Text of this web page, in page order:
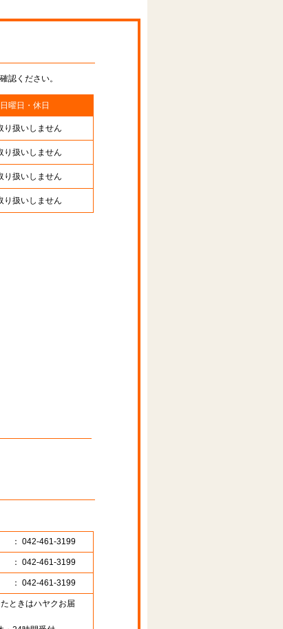
認ください。
日曜日・休日
り扱いしません
り扱いしません
り扱いしません
り扱いしません
： 042-461-3199
： 042-461-3199
： 042-461-3199
ときはハヤクお届